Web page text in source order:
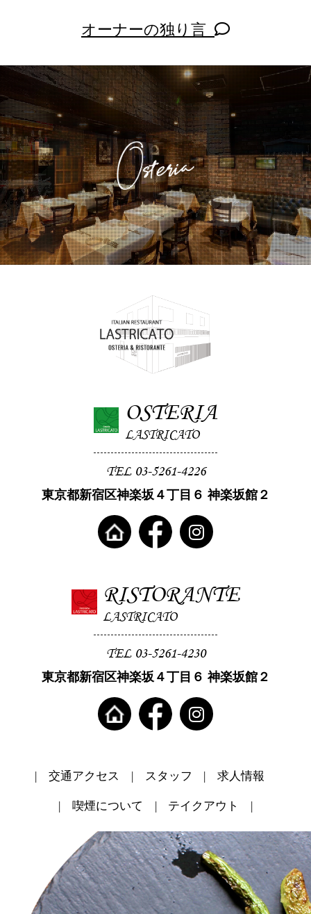
オーナーの独り言
OSTERIA
LASTRICATO
TEL 03-5261-4226
東京都新宿区神楽坂４丁目６ 神楽坂館２
RISTORANTE
LASTRICATO
TEL 03-5261-4230
東京都新宿区神楽坂４丁目６ 神楽坂館２
交通アクセス スタッフ 求人情報
喫煙について テイクアウト